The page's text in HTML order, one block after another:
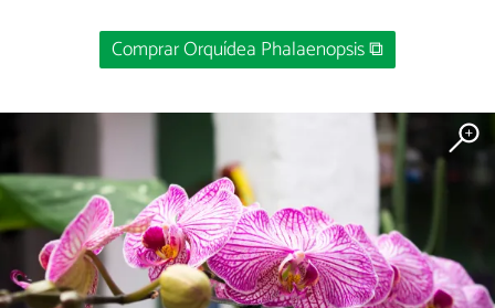
Comprar Orquídea Phalaenopsis ⧉